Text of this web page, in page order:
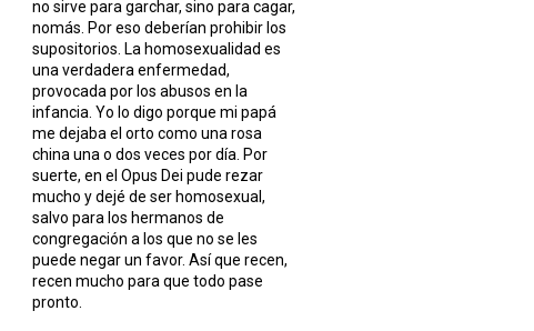
no sirve para garchar, sino para cagar,
nomás. Por eso deberían prohibir los
supositorios. La homosexualidad es
una verdadera enfermedad,
provocada por los abusos en la
infancia. Yo lo digo porque mi papá
me dejaba el orto como una rosa
china una o dos veces por día. Por
suerte, en el Opus Dei pude rezar
mucho y dejé de ser homosexual,
salvo para los hermanos de
congregación a los que no se les
puede negar un favor. Así que recen,
recen mucho para que todo pase
pronto.